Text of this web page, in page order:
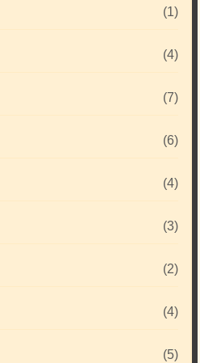
(1)
(4)
(7)
(6)
(4)
(3)
(2)
(4)
(5)